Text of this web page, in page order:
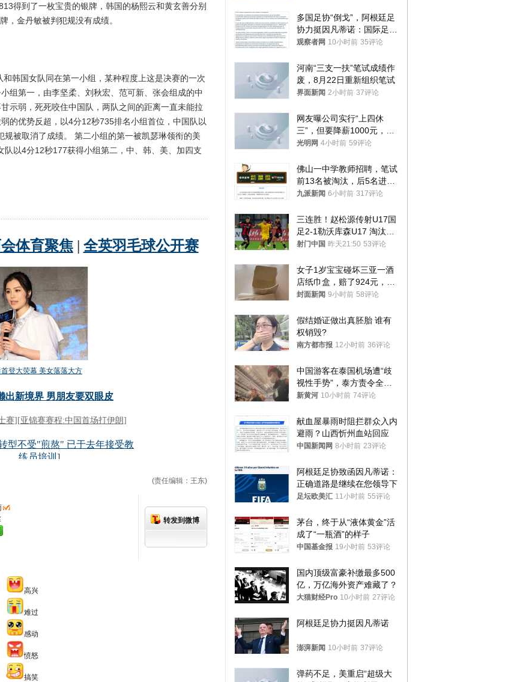
得到了一枚宝贵的银牌，韩国的杨熙云和黄玄善分别
，金丹敏被判犯规没有成绩。
国女队同在第一小组，某种程度上这是决赛的一次
组第一，由李坚柔、刘秋宏、范可新、张会组成的中
示弱，死死咬住中国队，两队之间的距离一直未能拉
的优势反超，以4分12秒735排名小组首位，中国队以
被取消了成绩。 第二小组的第一被凯瑟琳领衔的美
以4分12秒177获得小组第二，中、韩、美、加四支
(责任编辑：王东)
转发到微博
高兴
难过
感动
愤怒
搞笑
多国足协“倒戈”，阿根廷足
协力挺因凡蒂诺：国际足联
今后应继续在其领导下前行
观察者网 10小时前 35评论
河南“三支一扶”笔试成绩作
废，8月22日重新组织笔试
界面新闻 2小时前 37评论
网友曝公司实行“上四休
三”，但要降薪1000元，不
接受只能辞职
光明网 4小时前 59评论
佛山一中学教师招聘，笔试
前13名被淘汰，后5名进体
检，被疑萝卜岗，官方通
九派新闻 6小时前 317评论
三连胜！赵松源传射U17国
足2-1勒沃库森U17 淘汰赛
将战河床
射门中国 昨天21:50 53评论
女子1岁宝宝碰坏三亚一酒
店纸巾盒，赔了924元，发
帖吐槽后酒店退还一半的
封面新闻 9小时前 58评论
假结婚证做出真胚胎 谁有
权销毁?
南方都市报 12小时前 36评论
中国游客在泰国机场遭“歧
视性手势”，泰方责令全面
调查，对责任人采取最严厉
新黄河 10小时前 74评论
献血屋暴雨时阻拦群众入内
避雨？山西忻州血站回应
中国新闻网 8小时前 23评论
阿根廷足协致函因凡蒂诺：
正确道路是继续在您领导下
足坛欧美汇 11小时前 55评论
茅台，终于从“液体黄金”活
成了“一瓶酒”的样子
中国基金报 19小时前 53评论
国内顶级富豪补缴最多500
亿，万亿海外资产难藏了？
大猫财经Pro 10小时前 27评论
阿根廷足协力挺因凡蒂诺
澎湃新闻 10小时前 37评论
弹药不足，美重启“超级大